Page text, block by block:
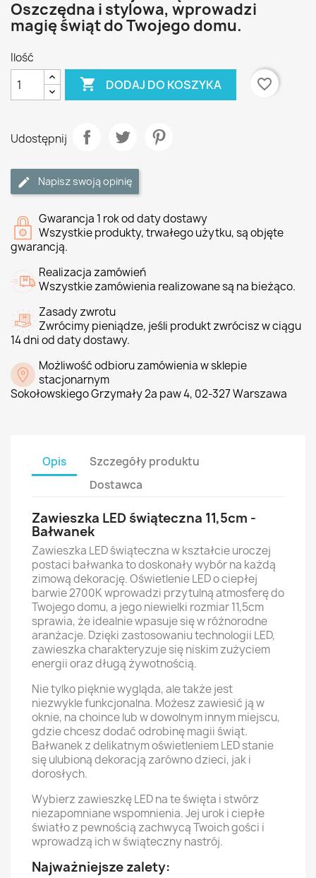
Oszczędna i stylowa, wprowadzi
magię świąt do Twojego domu.
Ilość
 DODAJ DO KOSZYKA favorite_border
Udostępnij
Napisz swoją opinię
Gwarancja 1 rok od daty dostawy
Wszystkie produkty, trwałego użytku, są objęte
gwarancją.
Realizacja zamówień
Wszystkie zamówienia realizowane są na bieżąco.
Zasady zwrotu
Zwrócimy pieniądze, jeśli produkt zwrócisz w ciągu
14 dni od daty dostawy.
Możliwość odbioru zamówienia w sklepie
stacjonarnym
Sokołowskiego Grzymały 2a paw 4, 02-327 Warszawa
Opis
Szczegóły produktu
Dostawca
Zawieszka LED świąteczna 11,5cm -
Bałwanek
Zawieszka LED świąteczna w kształcie uroczej
postaci bałwanka to doskonały wybór na każdą
zimową dekorację. Oświetlenie LED o ciepłej
barwie 2700K wprowadzi przytulną atmosferę do
Twojego domu, a jego niewielki rozmiar 11,5cm
sprawia, że idealnie wpasuje się w różnorodne
aranżacje. Dzięki zastosowaniu technologii LED,
zawieszka charakteryzuje się niskim zużyciem
energii oraz długą żywotnością.
Nie tylko pięknie wygląda, ale także jest
niezwykle funkcjonalna. Możesz zawiesić ją w
oknie, na choince lub w dowolnym innym miejscu,
gdzie chcesz dodać odrobinę magii świąt.
Bałwanek z delikatnym oświetleniem LED stanie
się ulubioną dekoracją zarówno dzieci, jak i
dorosłych.
Wybierz zawieszkę LED na te święta i stwórz
niezapomniane wspomnienia. Jej urok i ciepłe
światło z pewnością zachwycą Twoich gości i
wprowadzą ich w świąteczny nastrój.
Najważniejsze zalety: